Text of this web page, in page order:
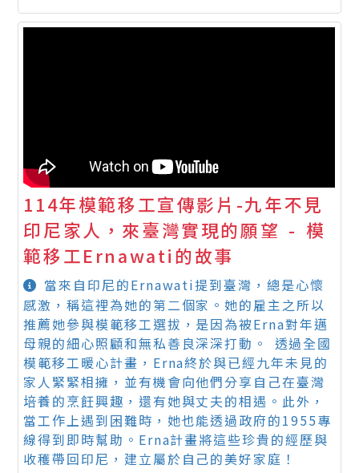
114年模範移工宣傳影片-九年不見
印尼家人，來臺灣實現的願望 - 模
範移工Ernawati的故事
當來自印尼的Ernawati提到臺灣，總是心懷
感激，稱這裡為她的第二個家。她的雇主之所以
推薦她參與模範移工選拔，是因為被Erna對年邁
母親的細心照顧和無私善良深深打動。 透過全國
模範移工暖心計畫，Erna終於與已經九年未見的
家人緊緊相擁，並有機會向他們分享自己在臺灣
培養的烹飪興趣，還有她與丈夫的相遇。此外，
當工作上遇到困難時，她也能透過政府的1955專
線得到即時幫助。Erna計畫將這些珍貴的經歷與
收穫帶回印尼，建立屬於自己的美好家庭！